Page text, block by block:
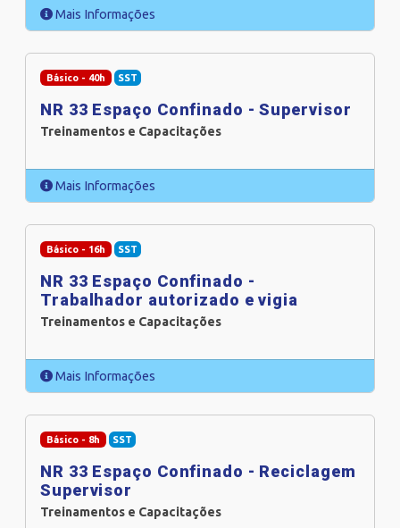
Mais Informações
Básico - 40h SST
NR 33 Espaço Confinado - Supervisor
Treinamentos e Capacitações
Mais Informações
Básico - 16h SST
NR 33 Espaço Confinado -
Trabalhador autorizado e vigia
Treinamentos e Capacitações
Mais Informações
Básico - 8h SST
NR 33 Espaço Confinado - Reciclagem
Supervisor
Treinamentos e Capacitações